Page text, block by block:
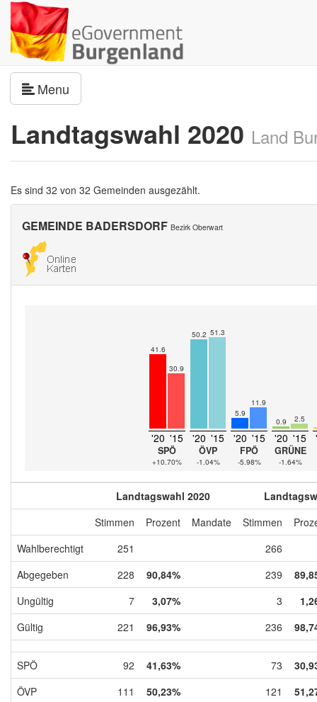
Menu
Landtagswahl 2020 Land
Es sind 32 von 32 Gemeinden ausgezählt.
GEMEINDE BADERSDORF Bezirk Oberwart
41.6
30.9
'20 '15
SPÖ
+10.70%
50.2 51.3
'20 '15
ÖVP
-1.04%
5.9
11.9
'20 '15
FPÖ
-5.98%
0.9 2.5
'20 '15
GRÜNE
-1.64%
Landtagswahl 2020
Stimmen
Prozent Mandate Stimmen
Wahlberechtigt
251
266
Abgegeben
228 90,84% 239
Ungültig
7 3,07% 3
Gültig
221 96,93% 236
SPÖ 92 41,63% 73
ÖVP
111 50,23% 121